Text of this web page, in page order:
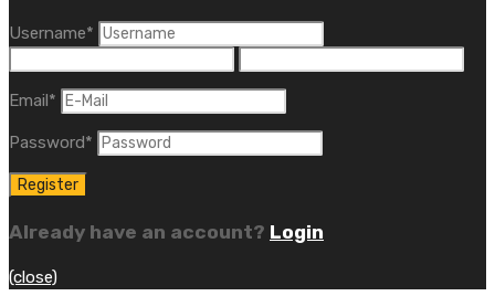
Username*
Email*
Password*
Already have an account? Login
(close)